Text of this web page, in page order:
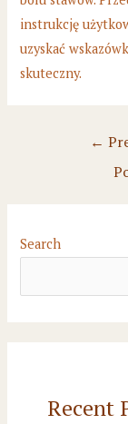
instrukcję
uzyskać
skuteczny.
←
Search
Recent